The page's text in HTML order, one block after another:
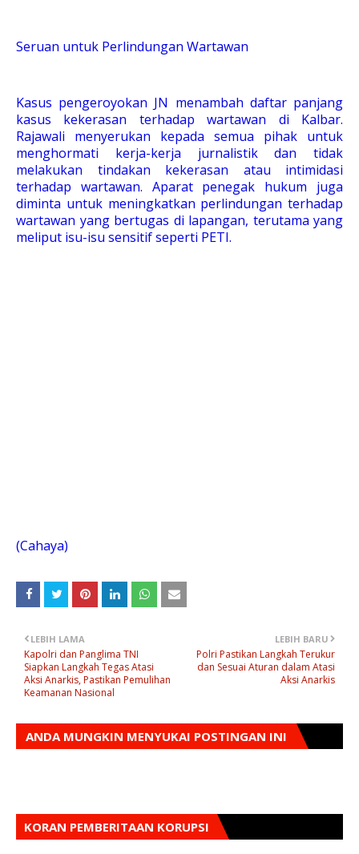
Seruan untuk Perlindungan Wartawan
Kasus pengeroyokan JN menambah daftar panjang
kasus kekerasan terhadap wartawan di Kalbar.
Rajawali menyerukan kepada semua pihak untuk
menghormati kerja-kerja jurnalistik dan tidak
melakukan tindakan kekerasan atau intimidasi
terhadap wartawan. Aparat penegak hukum juga
diminta untuk meningkatkan perlindungan terhadap
wartawan yang bertugas di lapangan, terutama yang
meliput isu-isu sensitif seperti PETI.
(Cahaya)
LEBIH BARU
Polri Pastikan Langkah Terukur
dan Sesuai Aturan dalam Atasi
Aksi Anarkis
LEBIH LAMA
Kapolri dan Panglima TNI
Siapkan Langkah Tegas Atasi
Aksi Anarkis, Pastikan Pemulihan
Keamanan Nasional
ANDA MUNGKIN MENYUKAI POSTINGAN INI
KORAN PEMBERITAAN KORUPSI